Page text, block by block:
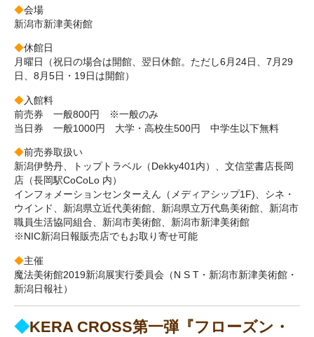
◆会場
新潟市新津美術館
◆休館日
月曜日（祝日の場合は開館、翌日休館。ただし6月24日、7月29
日、8月5日・19日は開館）
◆入館料
前売券 一般800円 ※一般のみ
当日券 一般1000円 大学・高校生500円 中学生以下無料
◆前売券取扱い
新潟伊勢丹、トップトラベル（Dekky401内）、文信堂書店長岡
店（長岡駅CoCoLo 内）
インフォメーションセンターえん（メディアシップ1F)、シネ・
ウインド、新潟県立近代美術館、新潟県立万代島美術館、新潟市
職員生活協同組合、新潟市美術館、新潟市新津美術館
※NIC新潟日報販売店でもお取り寄せ可能
◆主催
魔法美術館2019新潟展実行委員会（N S T・新潟市新津美術館・
新潟日報社）
◆KERA CROSS第一弾『フローズン・